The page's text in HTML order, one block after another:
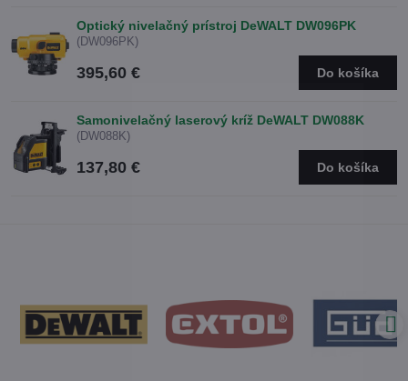
Optický nivelačný prístroj DeWALT DW096PK
(DW096PK)
395,60 € Do košíka
Samonivelačný laserový kríž DeWALT DW088K
(DW088K)
137,80 € Do košíka